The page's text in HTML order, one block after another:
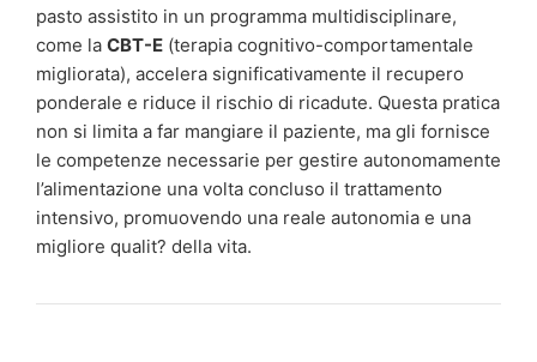
pasto assistito in un programma multidisciplinare,
come la CBT-E (terapia cognitivo-comportamentale
migliorata), accelera significativamente il recupero
ponderale e riduce il rischio di ricadute. Questa pratica
non si limita a far mangiare il paziente, ma gli fornisce
le competenze necessarie per gestire autonomamente
l’alimentazione una volta concluso il trattamento
intensivo, promuovendo una reale autonomia e una
migliore qualit? della vita.